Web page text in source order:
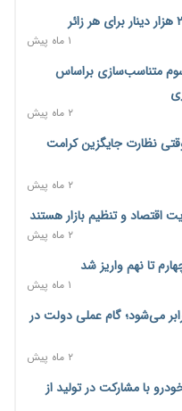
معیشت هر روز عمیق‌تر
پردرآمد مشمول پرداخت
پیش‌بینی افزایش تولید برنج؛ نیاز وارداتی کشور به ۵۰۰ هزار تن
۲ روز پیش
موقت کالا و خودرو تا
۱ ماه پیش
متناسب‌سازی براساس
۲ ماه پیش
نظارت جایگزین کرامت
۲ ماه پیش
اقتصاد و تنظیم بازار هستند
۲ ماه پیش
۱ ماه پیش
دهک ۱ تا ۴ سه برابر می‌شود؛ گام عملی دولت در
۲ ماه پیش
با مشارکت در تولید از